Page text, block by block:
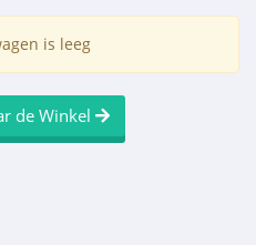
is leeg
de Winkel